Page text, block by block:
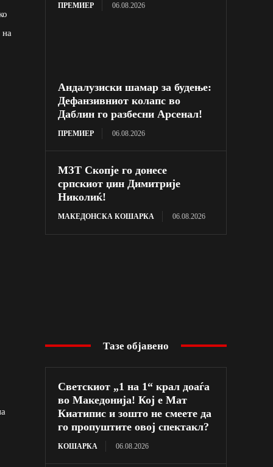
на
ПРЕМИЕР 06.08.2026
Андалузиски шамар за будење:
Дефанзивниот колапс во
Даблин го разбесни Арсенал!
ПРЕМИЕР 06.08.2026
МЗТ Скопје го донесе
српскиот џин Димитрије
Николиќ!
МАКЕДОНСКА КОШАРКА 06.08.2026
Тазе објавено
Светскиот „1 на 1“ крал доаѓа
во Македонија! Кој е Мат
Киатипис и зошто не смеете да
го пропуштите овој спектакл?
КОШАРКА 06.08.2026